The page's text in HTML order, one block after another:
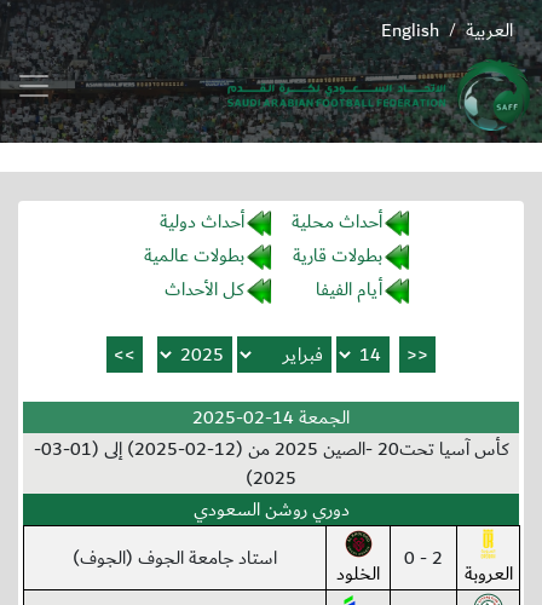
English / العربية
أحداث محلية
أحداث دولية
بطولات قارية
بطولات عالمية
أيام الفيفا
كل الأحداث
الجمعة 14-02-2025
كأس آسيا تحت20 -الصين 2025 من (12-02-2025) إلى (01-03-
2025)
دوري روشن السعودي
العروبة 2 - 0 الخلود استاد جامعة الجوف (الجوف)